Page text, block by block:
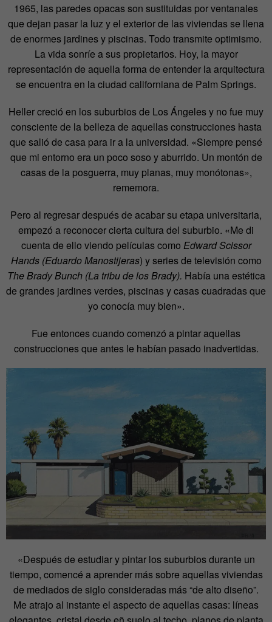
1965, las paredes opacas son sustituidas por ventanales
que dejan pasar la luz y el exterior de las viviendas se llena
de enormes jardines y piscinas. Todo transmite optimismo.
La vida sonríe a sus propietarios. Hoy, la mayor
representación de aquella forma de entender la arquitectura
se encuentra en la ciudad californiana de Palm Springs.
Heller creció en los suburbios de Los Ángeles y no fue muy
consciente de la belleza de aquellas construcciones hasta
que salió de casa para ir a la universidad. «Siempre pensé
que mi entorno era un poco soso y aburrido. Un montón de
casas de la posguerra, muy planas, muy monótonas»,
rememora.
Pero al regresar después de acabar su etapa universitaria,
empezó a reconocer cierta cultura del suburbio. «Me di
cuenta de ello viendo películas como Edward Scissor
Hands (Eduardo Manostijeras) y series de televisión como
The Brady Bunch (La tribu de los Brady). Había una estética
de grandes jardines verdes, piscinas y casas cuadradas que
yo conocía muy bien».
Fue entonces cuando comenzó a pintar aquellas
construcciones que antes le habían pasado inadvertidas.
«Después de estudiar y pintar los suburbios durante un
tiempo, comencé a aprender más sobre aquellas viviendas
de mediados de siglo consideradas más “de alto diseño”.
Me atrajo al instante el aspecto de aquellas casas: líneas